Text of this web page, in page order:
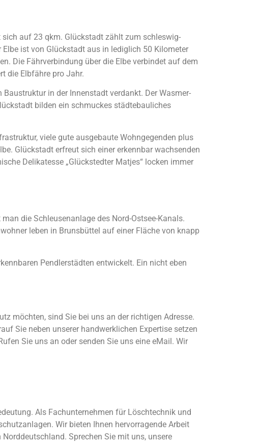
auf 23 qkm. Glückstadt zählt zum schleswig-
ist von Glückstadt aus in lediglich 50 Kilometer
Die Fährverbindung über die Elbe verbindet auf dem
die Elbfähre pro Jahr.
in der Innenstadt verdankt. Der Wasmer-
bilden ein schmuckes städtebauliches
viele gute ausgebaute Wohngegenden plus
Glückstadt erfreut sich einer erkennbar wachsenden
Delikatesse „Glückstedter Matjes“ locken immer
die Schleusenanlage des Nord-Ostsee-Kanals.
leben in Brunsbüttel auf einer Fläche von knapp
Pendlerstädten entwickelt. Ein nicht eben
möchten, sind Sie bei uns an der richtigen Adresse.
Sie neben unserer handwerklichen Expertise setzen
Sie uns an oder senden Sie uns eine eMail. Wir
Als Fachunternehmen für Löschtechnik und
Wir bieten Ihnen hervorragende Arbeit
Sprechen Sie mit uns, unsere